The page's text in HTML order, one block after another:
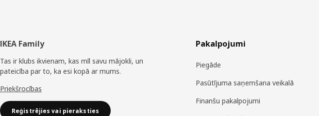
Kājene
IKEA Family
Tas ir klubs ikvienam, kas mīl savu mājokli, un
pateicība par to, ka esi kopā ar mums.
Priekšrocības
Reģistrējies vai pieraksties
Pakalpojumi
Piegāde
Pasūtījuma saņemšana veikalā
Finanšu pakalpojumi